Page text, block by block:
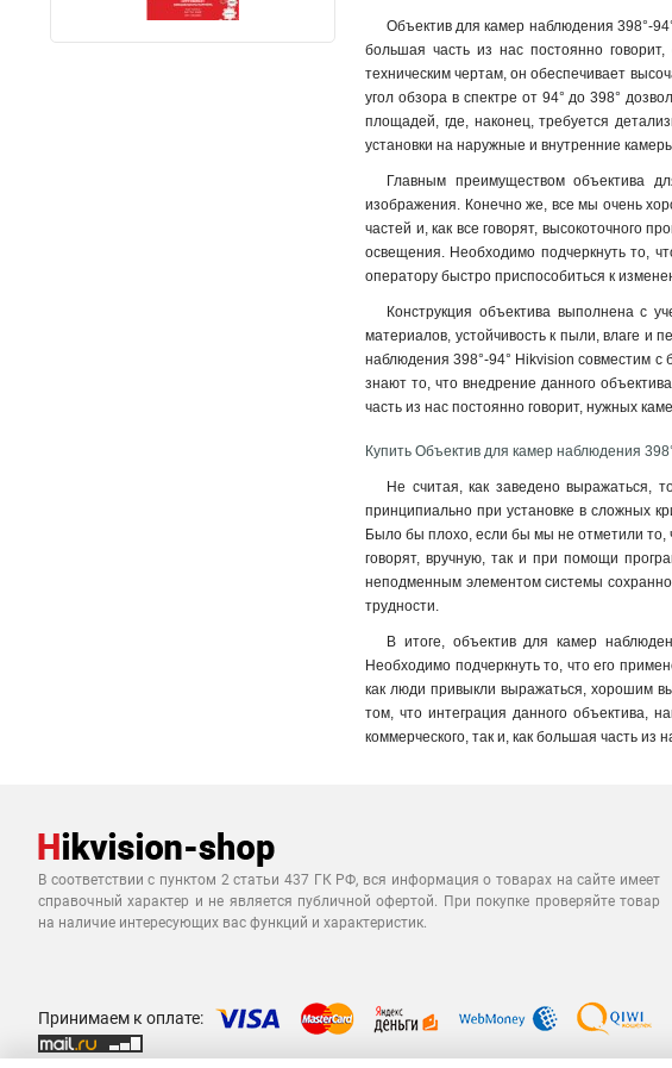
Объектив для камер наблюдения 398°-
большая часть из нас постоянно
техническим чертам, он обеспечивает
угол обзора в спектре от 94° до 398°
площадей, где, наконец, требуется
установки на наружные и внутренние
Главным преимуществом объектива
изображения. Конечно же, все мы очень
частей и, как все говорят, высокоточного
освещения. Необходимо подчеркнуть то,
оператору быстро приспособиться к
Конструкция объектива выполнена с
материалов, устойчивость к пыли, влаге и
наблюдения 398°-94° Hikvision совместим
знают то, что внедрение данного
часть из нас постоянно говорит, нужных
Купить Объектив для камер наблюдения
Не считая, как заведено выражаться,
принципиально при установке в сложных
Было бы плохо, если бы мы не отметили то,
говорят, вручную, так и при помощи
неподменным элементом системы
трудности.
В итоге, объектив для камер
Необходимо подчеркнуть то, что его
как люди привыкли выражаться, хорошим
том, что интеграция данного объектива,
коммерческого, так и, как большая часть из
В соответствии с пунктом 2 статьи 437 ГК РФ, вся информация о товарах на сайте имеет
справочный характер и не является публичной офертой. При покупке проверяйте товар
на наличие интересующих вас функций и характеристик.
Принимаем к оплате: